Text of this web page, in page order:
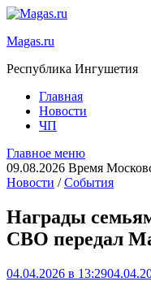
Magas.ru
Республика Ингушетия
Главная
Новости
ЧП
Главное меню
09.08.2026 Время
Новости /События
Награды
СВО передал
04.04.2026 в 13:29